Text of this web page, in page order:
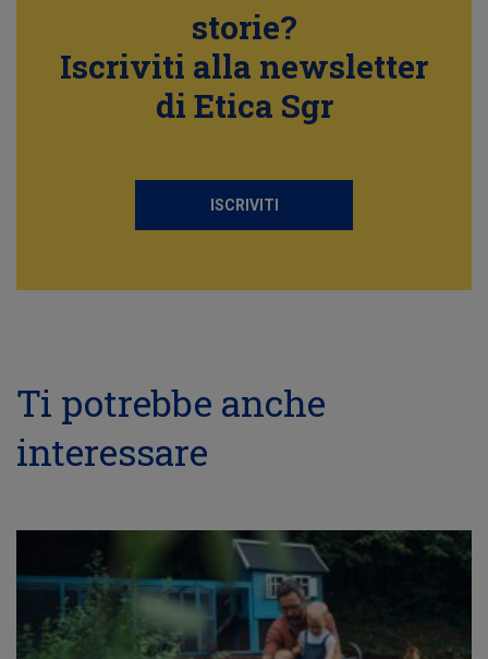
storie?
Iscriviti alla newsletter
di Etica Sgr
ISCRIVITI
Ti potrebbe anche
interessare